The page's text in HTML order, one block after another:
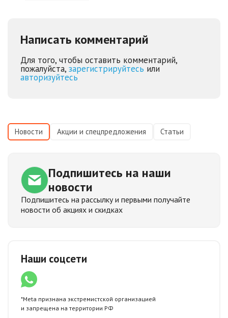
Написать комментарий
Для того, чтобы оставить комментарий,
пожалуйста, зарегистрируйтесь или
авторизуйтесь
Новости Акции и спецпредложения Статьи
Подпишитесь на наши
новости
Подпишитесь на рассылку и первыми получайте
новости об акциях и скидках
Наши соцсети
*Meta признана экстремистской организацией
и запрещена на территории РФ